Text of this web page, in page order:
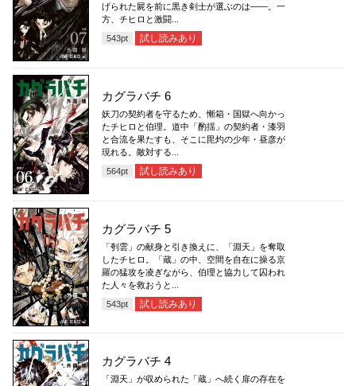
げられた屍を前に黒き剣士が選ぶのは――。一
方、チヒロと激闘...
543pt 試し読みあり
カグラバチ 6
妖刀の契約者を守るため、慚箱・国獄へ向かっ
たチヒロと伯理。道中「酌揺」の契約者・漆羽
と合流を果たすも、そこに毘灼の少年・昼彦が
現れる。敵対する...
564pt 試し読みあり
カグラバチ 5
「刳雲」の献身と引き換えに、「淵天」を奪取
したチヒロ。「蔵」の中、空間を自在に操る京
羅の猛攻を凌ぎながら、伯理と協力して囚われ
た人々を救おうと...
543pt 試し読みあり
カグラバチ 4
「淵天」が収められた「蔵」へ続く扉の存在を